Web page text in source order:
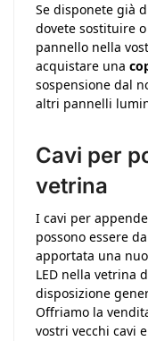
Se disponete già
dovete sostituire
pannello nella
acquistare una
sospensione dal
altri pannelli
Cavi per
vetrina
I cavi per
possono essere
apportata una
LED nella vetrina
disposizione
Offriamo la
vostri vecchi cavi